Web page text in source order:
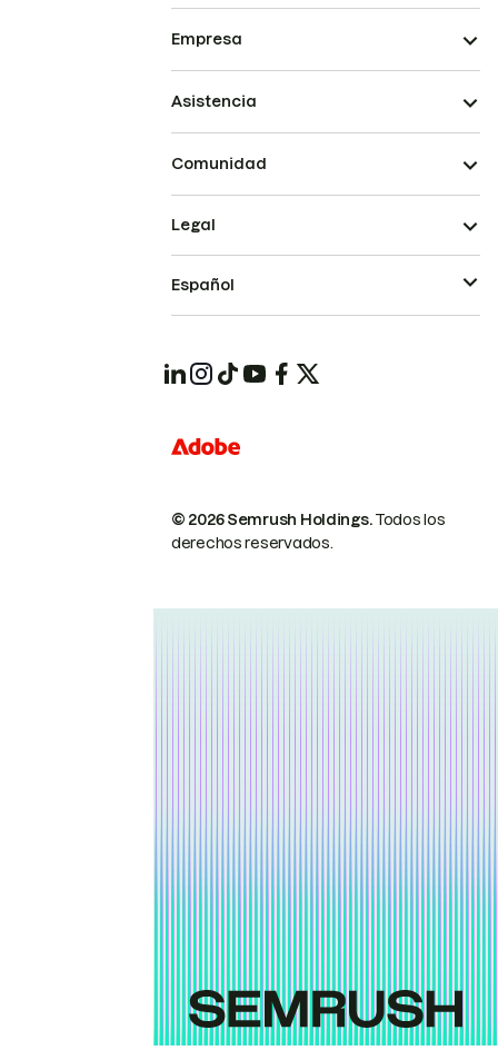
Empresa
Asistencia
Comunidad
© 2026 Semrush Holdings.Todos los
derechos reservados.
Legal
Español